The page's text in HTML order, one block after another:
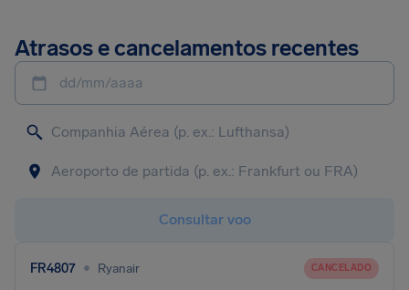
Atrasos e cancelamentos recentes
dd/mm/aaaa
Consultar voo
FR4807 • Ryanair CANCELADO